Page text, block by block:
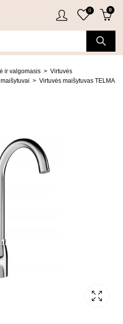
0 0
ir valgomasis
Virtuvės
Virtuvės maišytuvas TELMA